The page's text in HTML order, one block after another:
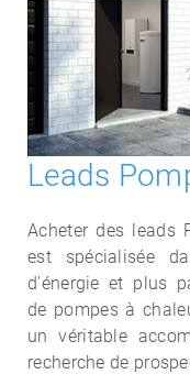
Leads
Acheter des leads
est spécialisée
d’énergie et plus
de pompes à
un véritable
recherche de